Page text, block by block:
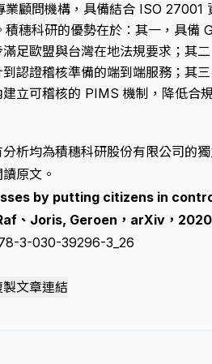
業顧問機構，具備結合 ISO 27001
穗科研的優勢在於：其一，具備
足歐盟與台灣在地法規要求；其
認證稽核準備的端到端服務；其
立可稽核的 PIMS 機制，降低合
析均為積穗科研股份有限公司的
原文。
by putting citizens in
、Joris, Geroen，arXiv，2020
3-030-39296-3_26
製文章連結